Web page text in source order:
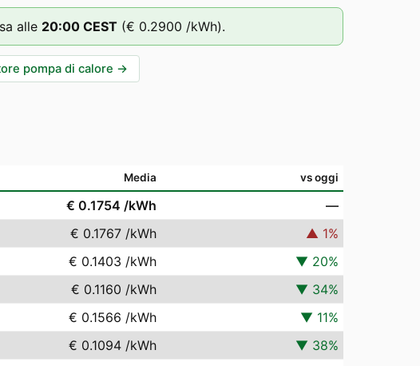
alle 20:00 CEST (€ 0.2900 /kWh).
pompa di calore →
Media vs oggi
€ 0.1754 /kWh
—
€ 0.1767 /kWh ▲ 1%
€ 0.1403 /kWh ▼ 20%
€ 0.1160 /kWh ▼ 34%
€ 0.1566 /kWh ▼ 11%
€ 0.1094 /kWh ▼ 38%